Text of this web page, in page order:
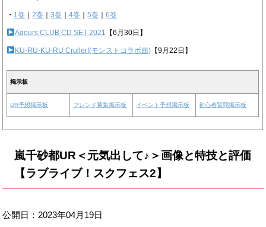
・ 1巻 ｜2巻 ｜3巻 ｜4巻 ｜5巻 ｜6巻
Aqours CLUB CD SET 2021 【6月30日】
KU-RU-KU-RU Cruller!(モンストコラボ曲) 【9月22日】
掲示板
UR予想掲示板 フレンド募集掲示板 イベント予想掲示板 初心者質問掲示板
嵐千砂都UR＜元気出して♪＞画像と特技と評価
【ラブライブ！スクフェス2】
公開日： 2023年04月19日